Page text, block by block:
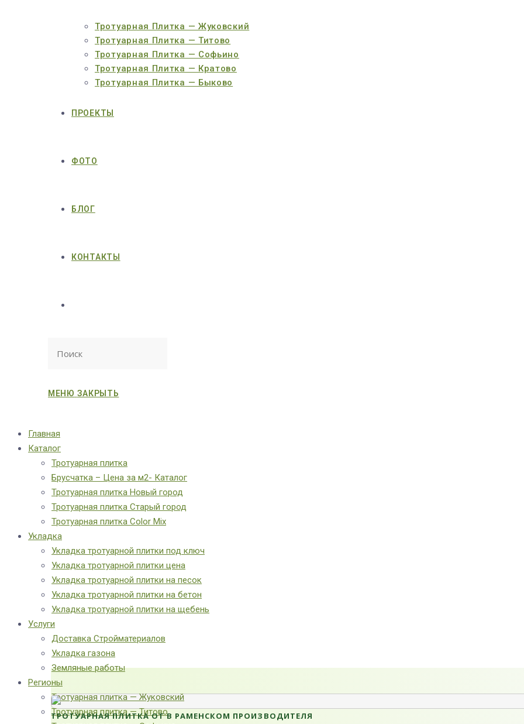
Тротуарная Плитка — Жуковский
Тротуарная Плитка — Титово
Тротуарная Плитка — Софьино
Тротуарная Плитка — Кратово
Тротуарная Плитка — Быково
ПРОЕКТЫ
ФОТО
БЛОГ
КОНТАКТЫ
МЕНЮ ЗАКРЫТЬ
Главная
Каталог
Тротуарная плитка
Брусчатка – Цена за м2- Каталог
Тротуарная плитка Новый город
Тротуарная плитка Старый город
Тротуарная плитка Color Mix
Укладка
Укладка тротуарной плитки под ключ
Укладка тротуарной плитки цена
Укладка тротуарной плитки на песок
Укладка тротуарной плитки на бетон
Укладка тротуарной плитки на щебень
Услуги
Доставка Стройматериалов
Укладка газона
Земляные работы
Регионы
Тротуарная плитка — Жуковский
Тротуарная плитка — Титово
ТРОТУАРНАЯ ПЛИТКА ОТ В РАМЕНСКОМ ПРОИЗВОДИТЕЛЯ